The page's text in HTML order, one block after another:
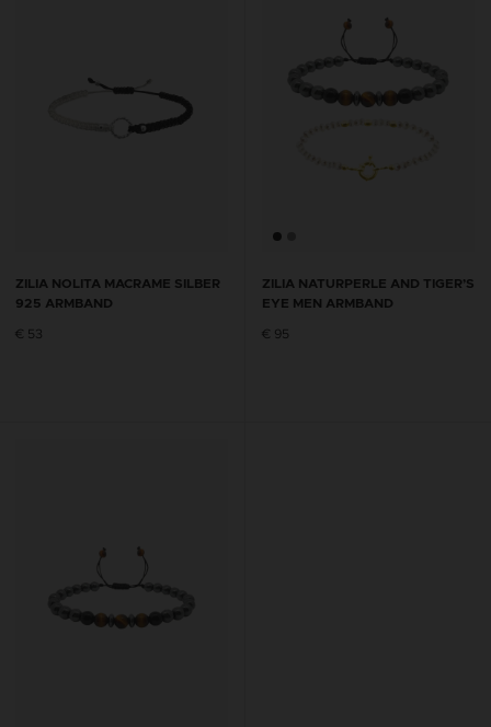
ZILIA NOLITA MACRAME SILBER
925 ARMBAND
€ 53
ZILIA NATURPERLE AND TIGER’S
EYE MEN ARMBAND
€ 95